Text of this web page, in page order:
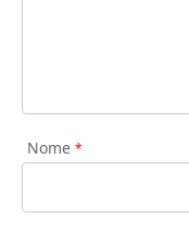
Nome *